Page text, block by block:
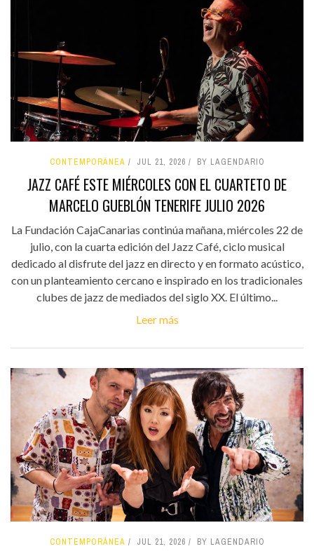
CONTEMPORÁNEA JUL 21, 2026 BY LAGENDARIO
JAZZ CAFÉ ESTE MIÉRCOLES CON EL CUARTETO DE
MARCELO GUEBLÓN TENERIFE JULIO 2026
La Fundación CajaCanarias continúa mañana, miércoles 22 de
julio, con la cuarta edición del Jazz Café, ciclo musical
dedicado al disfrute del jazz en directo y en formato acústico,
con un planteamiento cercano e inspirado en los tradicionales
clubes de jazz de mediados del siglo XX. El último...
Leer más
CONTEMPORÁNEA JUL 21, 2026 BY LAGENDARIO